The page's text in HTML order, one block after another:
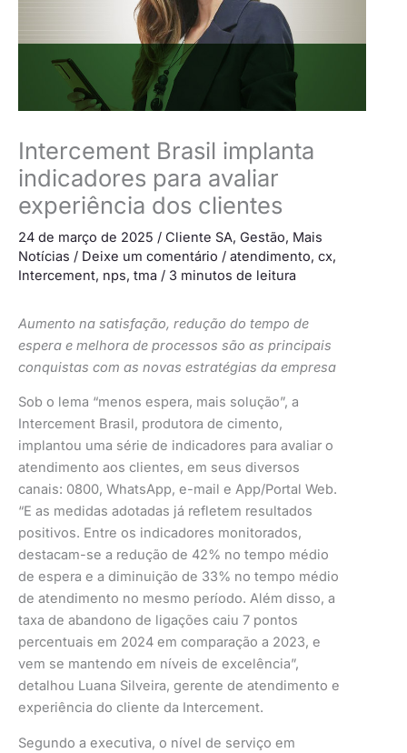
Intercement Brasil implanta
indicadores para avaliar
experiência dos clientes
24 de março de 2025 / Cliente SA, Gestão, Mais
Notícias / Deixe um comentário / atendimento, cx,
Intercement, nps, tma / 3 minutos de leitura
Aumento na satisfação, redução do tempo de
espera e melhora de processos são as principais
conquistas com as novas estratégias da empresa
Sob o lema “menos espera, mais solução”, a
Intercement Brasil, produtora de cimento,
implantou uma série de indicadores para avaliar o
atendimento aos clientes, em seus diversos
canais: 0800, WhatsApp, e-mail e App/Portal Web.
“E as medidas adotadas já refletem resultados
positivos. Entre os indicadores monitorados,
destacam-se a redução de 42% no tempo médio
de espera e a diminuição de 33% no tempo médio
de atendimento no mesmo período. Além disso, a
taxa de abandono de ligações caiu 7 pontos
percentuais em 2024 em comparação a 2023, e
vem se mantendo em níveis de excelência”,
detalhou Luana Silveira, gerente de atendimento e
experiência do cliente da Intercement.
Segundo a executiva, o nível de serviço em